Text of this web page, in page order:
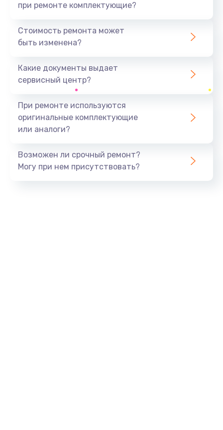
при ремонте комплектующие?
Стоимость ремонта может
быть изменена?
Какие документы выдает
сервисный центр?
При ремонте используются
оригинальные комплектующие
или аналоги?
Возможен ли срочный ремонт?
Могу при нем присутствовать?